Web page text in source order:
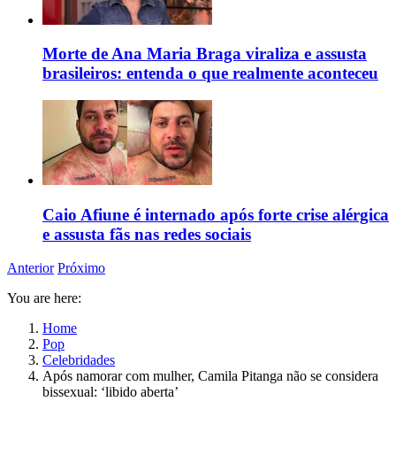
Morte de Ana Maria Braga viraliza e assusta
brasileiros: entenda o que realmente aconteceu
Caio Afiune é internado após forte crise alérgica
e assusta fãs nas redes sociais
Anterior Próximo
You are here:
Home
Pop
Celebridades
Após namorar com mulher, Camila Pitanga não se considera
bissexual: ‘libido aberta’